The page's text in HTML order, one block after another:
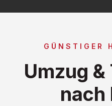
GÜNSTIGER
Umzug
nach